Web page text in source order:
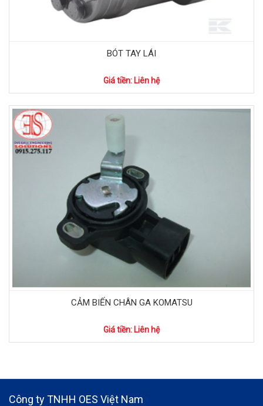
BÓT TAY LÁI
Giá tiền: Liên hệ
CẢM BIẾN CHÂN GA KOMATSU
Giá tiền: Liên hệ
Công ty TNHH OES Việt Nam